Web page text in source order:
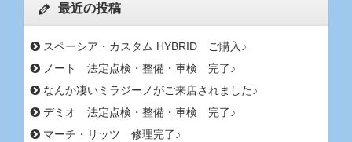
最近の投稿
スペーシア・カスタム HYBRID ご購入♪
ノート 法定点検・整備・車検 完了♪
なんか凄いミラジーノがご来店されました♪
デミオ 法定点検・整備・車検 完了♪
マーチ・リッツ 修理完了♪